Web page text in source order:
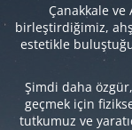
Çanakkale ve
birleştirdiğimiz,
estetikle
Şimdi daha
geçmek için
tutkumuz ve